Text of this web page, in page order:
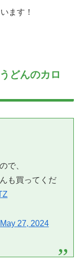
ます！
どんのカロ
で、
も買ってくだ
May 27, 2024